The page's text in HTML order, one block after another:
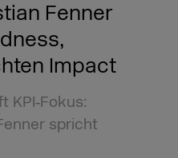
Fenner
Impact
KPI‑Fokus:
spricht